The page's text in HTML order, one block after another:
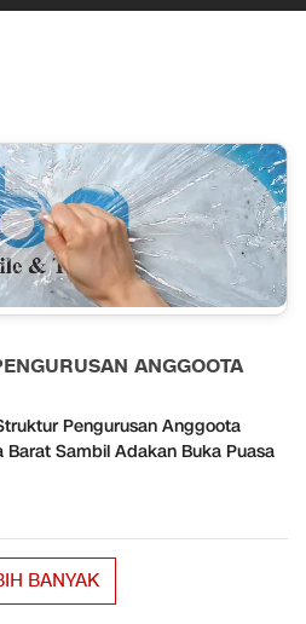
ANGGOOTA
Pengurusan Anggoota
Sambil Adakan Buka Puasa
BANYAK